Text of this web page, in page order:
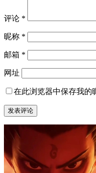
评论 *
昵称 *
邮箱 *
网址
在此浏览器中保存我的